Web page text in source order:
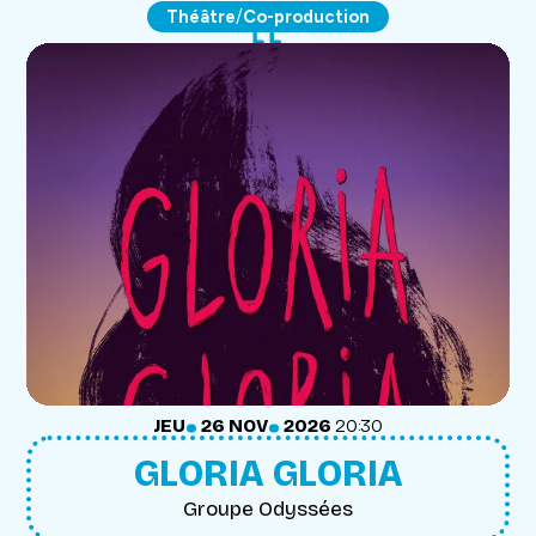
Théâtre/Co-production
JEUDI
JEU.26
NOVEMBRE
NOV.2026 20:30
GLORIA GLORIA
Groupe Odyssées